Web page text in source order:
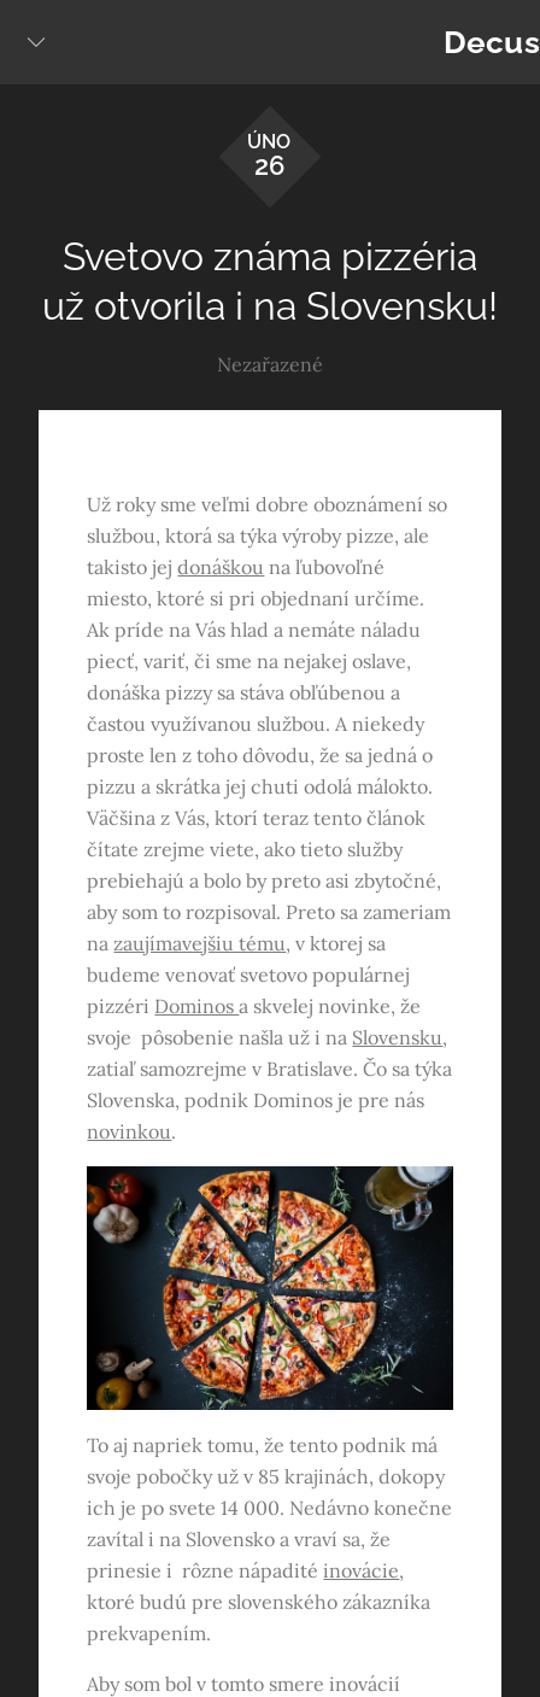
Decus
ÚNO
26
Svetovo známa pizzéria
už otvorila i na Slovensku!
Nezařazené
Už roky sme veľmi dobre oboznámení so
službou, ktorá sa týka výroby pizze, ale
takisto jejdonáškou na ľubovoľné
miesto, ktoré si pri objednaní určíme.
Ak príde na Vás hlad a nemáte náladu
piecť, variť, či sme na nejakej oslave,
donáška pizzy sa stáva obľúbenou a
častou využívanou službou. A niekedy
proste len z toho dôvodu, že sa jedná o
pizzu a skrátka jej chuti odolá málokto.
Väčšina z Vás, ktorí teraz tento článok
čítate zrejme viete, ako tieto služby
prebiehajú a bolo by preto asi zbytočné,
aby som to rozpisoval. Preto sa zameriam
nazaujímavejšiu tému, v ktorej sa
budeme venovať svetovo populárnej
pizzéri Dominosa skvelej novinke, že
svoje pôsobenie našla už i na Slovensku,
zatiaľ samozrejme v Bratislave. Čo sa týka
Slovenska, podnik Dominos je pre nás
novinkou.
To aj napriek tomu, že tento podnik má
svoje pobočky už v 85 krajinách, dokopy
ich je po svete 14 000. Nedávno konečne
zavítal i na Slovensko a vraví sa, že
prinesie i rôzne nápaditéinovácie,
ktoré budú pre slovenského zákazníka
prekvapením.
Aby som bol v tomto smere inovácií